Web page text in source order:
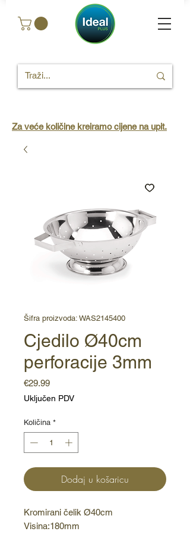
Za veće količine kreiramo cijene na upit.
Šifra proizvoda: WAS2145400
Cjedilo Ø40cm
perforacije 3mm
€29.99Cijena
Uključen PDV
Količina *
Dodaj u košaricu
Kromirani čelik Ø40cm
Visina:180mm